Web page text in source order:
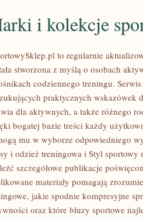
i kolekcje
to regularnie
stworzona z myślą o osobach
codziennego treningu.
praktycznych wskazówek
dla aktywnych, a także różnego
bogatej bazie treści każdy
mu w wyborze odpowiedniego
i odzież treningowa i Styl sportowy
szczegółowe publikacje
materiały pomagają
jakie spodnie kompresyjne
oraz które bluzy sportowe